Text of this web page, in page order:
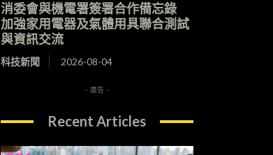
消委會與機電署簽署合作備忘錄
加強家用電器及氣體用具聯合測試
與資訊交流
科技新聞 2026-08-04
- 廣告 -
Recent Articles